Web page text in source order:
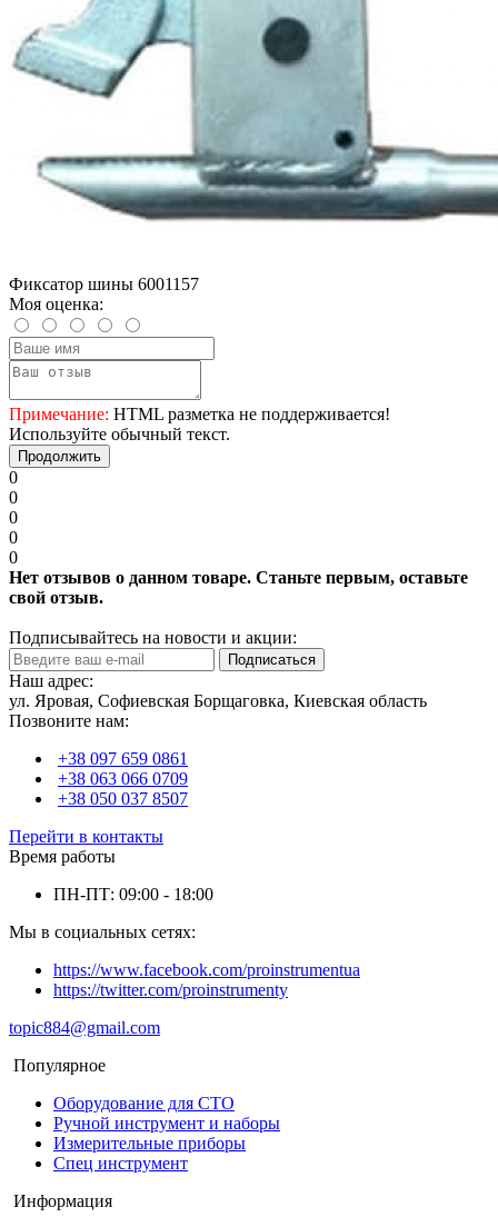
Фиксатор шины 6001157
Моя оценка:
Примечание: HTML разметка не поддерживается!
Используйте обычный текст.
Продолжить
0
0
0
0
0
Нет отзывов о данном товаре. Станьте первым, оставьте
свой отзыв.
Подписывайтесь на новости и акции:
Подписаться
Наш адрес:
ул. Яровая, Софиевская Борщаговка, Киевская область
Позвоните нам:
+38 097 659 0861
+38 063 066 0709
+38 050 037 8507
Перейти в контакты
Время работы
ПН-ПТ: 09:00 - 18:00
Мы в социальных сетях:
https://www.facebook.com/proinstrumentua
https://twitter.com/proinstrumenty
topic884@gmail.com
Популярное
Оборудование для СТО
Ручной инструмент и наборы
Измерительные приборы
Спец инструмент
Информация